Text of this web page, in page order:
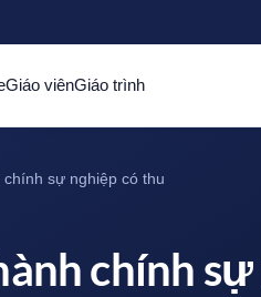
Giáo viênGiáo trình
sự nghiệp có thu
chính